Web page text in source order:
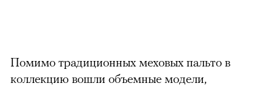
Помимо традиционных меховых пальто в
коллекцию вошли объемные модели,